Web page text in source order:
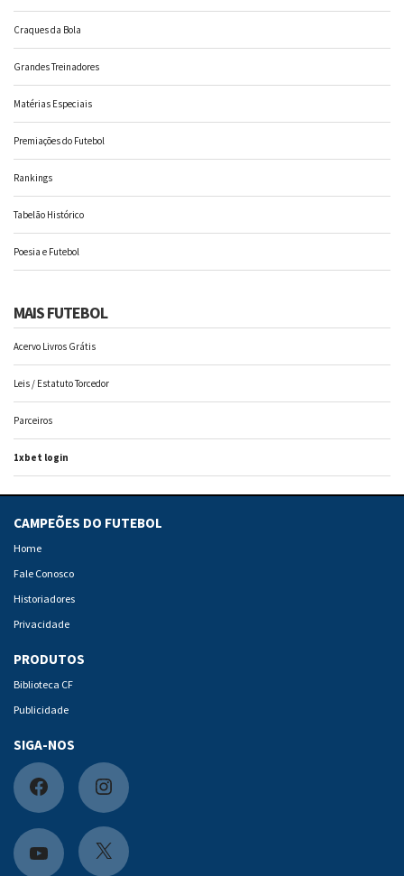
Craques da Bola
Grandes Treinadores
Matérias Especiais
Premiações do Futebol
Rankings
Tabelão Histórico
Poesia e Futebol
MAIS FUTEBOL
Acervo Livros Grátis
Leis / Estatuto Torcedor
Parceiros
1xbet login
CAMPEÕES DO FUTEBOL
Home
Fale Conosco
Historiadores
Privacidade
PRODUTOS
Biblioteca CF
Publicidade
SIGA-NOS
F
a
c
I
n
s
Y X